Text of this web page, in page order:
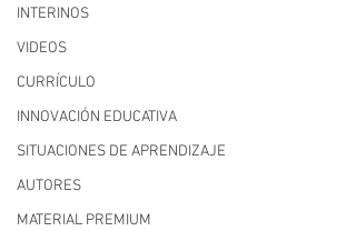
INTERINOS
VIDEOS
CURRÍCULO
INNOVACIÓN EDUCATIVA
SITUACIONES DE APRENDIZAJE
AUTORES
MATERIAL PREMIUM